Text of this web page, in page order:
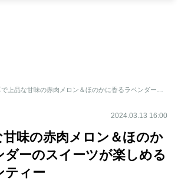
2024.03.13 16:00
味の赤肉メロン＆ほのか
ダーのスイーツが楽しめる
ティー